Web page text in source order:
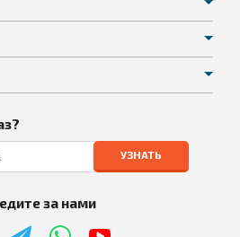
УЗНАТЬ
за нами